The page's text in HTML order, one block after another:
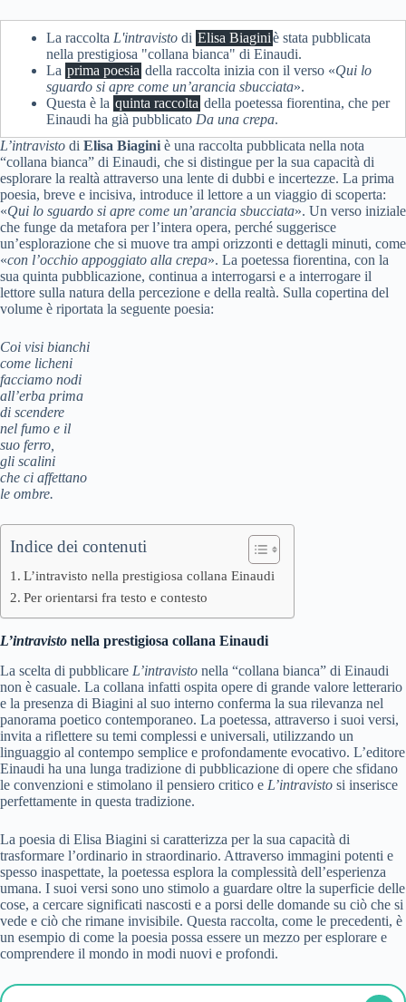
La raccolta L'intravisto di Elisa Biaginiè stata pubblicata
nella prestigiosa "collana bianca" di Einaudi.
La prima poesia della raccolta inizia con il verso «Qui lo
sguardo si apre come un’arancia sbucciata».
Questa è la quinta raccolta della poetessa fiorentina, che per
Einaudi ha già pubblicato Da una crepa.
L’intravisto di Elisa Biagini è una raccolta pubblicata nella nota
“collana bianca” di Einaudi, che si distingue per la sua capacità di
esplorare la realtà attraverso una lente di dubbi e incertezze. La prima
poesia, breve e incisiva, introduce il lettore a un viaggio di scoperta:
«Qui lo sguardo si apre come un’arancia sbucciata». Un verso iniziale
che funge da metafora per l’intera opera, perché suggerisce
un’esplorazione che si muove tra ampi orizzonti e dettagli minuti, come
«con l’occhio appoggiato alla crepa». La poetessa fiorentina, con la
sua quinta pubblicazione, continua a interrogarsi e a interrogare il
lettore sulla natura della percezione e della realtà. Sulla copertina del
volume è riportata la seguente poesia:
Coi visi bianchi
come licheni
facciamo nodi
all’erba prima
di scendere
nel fumo e il
suo ferro,
gli scalini
che ci affettano
le ombre.
Indice dei contenuti
L’intravisto nella prestigiosa collana Einaudi
Per orientarsi fra testo e contesto
L’intravisto nella prestigiosa collana Einaudi
La scelta di pubblicare L’intravisto nella “collana bianca” di Einaudi
non è casuale. La collana infatti ospita opere di grande valore letterario
e la presenza di Biagini al suo interno conferma la sua rilevanza nel
panorama poetico contemporaneo. La poetessa, attraverso i suoi versi,
invita a riflettere su temi complessi e universali, utilizzando un
linguaggio al contempo semplice e profondamente evocativo. L’editore
Einaudi ha una lunga tradizione di pubblicazione di opere che sfidano
le convenzioni e stimolano il pensiero critico e L’intravisto si inserisce
perfettamente in questa tradizione.
La poesia di Elisa Biagini si caratterizza per la sua capacità di
trasformare l’ordinario in straordinario. Attraverso immagini potenti e
spesso inaspettate, la poetessa esplora la complessità dell’esperienza
umana. I suoi versi sono uno stimolo a guardare oltre la superficie delle
cose, a cercare significati nascosti e a porsi delle domande su ciò che si
vede e ciò che rimane invisibile. Questa raccolta, come le precedenti, è
un esempio di come la poesia possa essere un mezzo per esplorare e
comprendere il mondo in modi nuovi e profondi.